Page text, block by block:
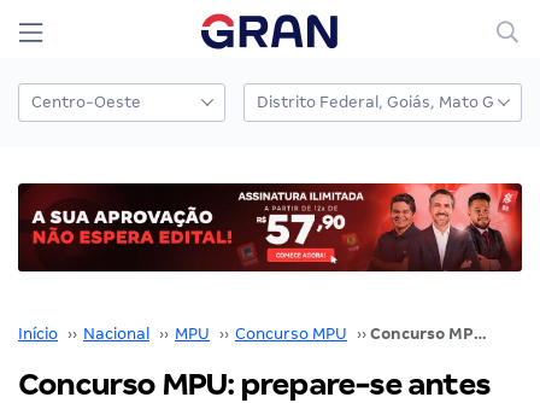
Início ›› Nacional ›› MPU ›› Concurso MPU ›› Concurso MPU: prepare-se antes da publicação do edital
Concurso MPU: prepare-se antes